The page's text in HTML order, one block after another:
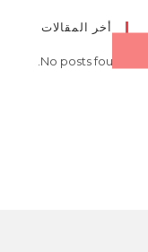
أخر المقالات
No posts found.